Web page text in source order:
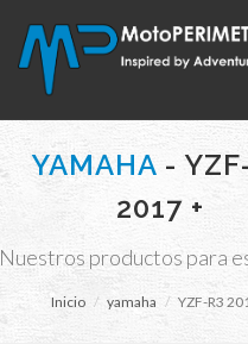
YAMAHA -
2017 +
Nuestros productos para
Inicio yamaha YZF-R3